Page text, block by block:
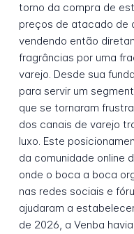
torno da compra de
preços de atacado de
vendendo então
fragrâncias por uma
varejo. Desde sua
para servir um
que se tornaram
dos canais de varejo
luxo. Este
da comunidade online
onde o boca a boca
nas redes sociais e
ajudaram a
de 2026, a Venba